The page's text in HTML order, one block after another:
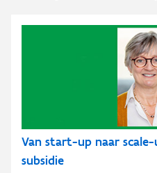
Van start-up naar
subsidie